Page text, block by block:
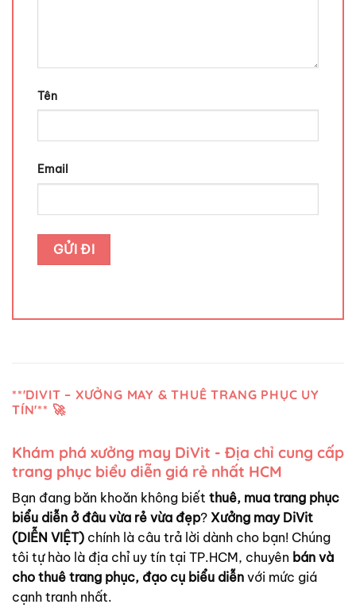
Tên
Email
**'DIVIT – XƯỞNG MAY & THUÊ TRANG PHỤC UY
TÍN'** 🚀
Khám phá xưởng may DiVit - Địa chỉ cung cấp
trang phục biểu diễn giá rẻ nhất HCM
Bạn đang băn khoăn không biết thuê, mua trang phục
biểu diễn ở đâu vừa rẻ vừa đẹp? Xưởng may DiVit
(DIỄN VIỆT) chính là câu trả lời dành cho bạn! Chúng
tôi tự hào là địa chỉ uy tín tại TP.HCM, chuyên bán và
cho thuê trang phục, đạo cụ biểu diễn với mức giá
cạnh tranh nhất.